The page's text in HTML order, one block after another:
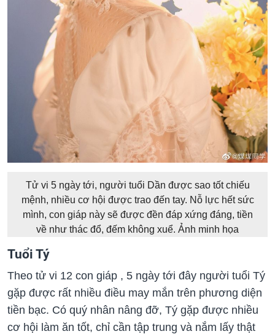
Tử vi 5 ngày tới, người tuổi Dần được sao tốt chiếu
mệnh, nhiều cơ hội được trao đến tay. Nỗ lực hết sức
mình, con giáp này sẽ được đền đáp xứng đáng, tiền
về như thác đổ, đếm không xuể. Ảnh minh họa
Tuổi Tý
Theo tử vi 12 con giáp , 5 ngày tới đây người tuổi Tý
gặp được rất nhiều điều may mắn trên phương diện
tiền bạc. Có quý nhân nâng đỡ, Tý gặp được nhiều
cơ hội làm ăn tốt, chỉ cần tập trung và nắm lấy thật